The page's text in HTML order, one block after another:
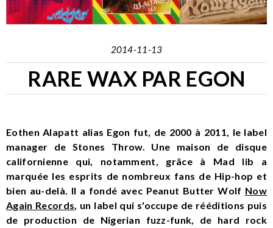
2014-11-13
RARE WAX PAR EGON
Eothen Alapatt alias Egon fut, de 2000 à 2011, le label
manager de Stones Throw. Une maison de disque
californienne qui, notamment, grâce à Mad lib a
marquée les esprits de nombreux fans de Hip-hop et
bien au-delà. Il a fondé avec Peanut Butter Wolf Now
Again Records, un label qui s'occupe de rééditions puis
de production de Nigerian fuzz-funk, de hard rock